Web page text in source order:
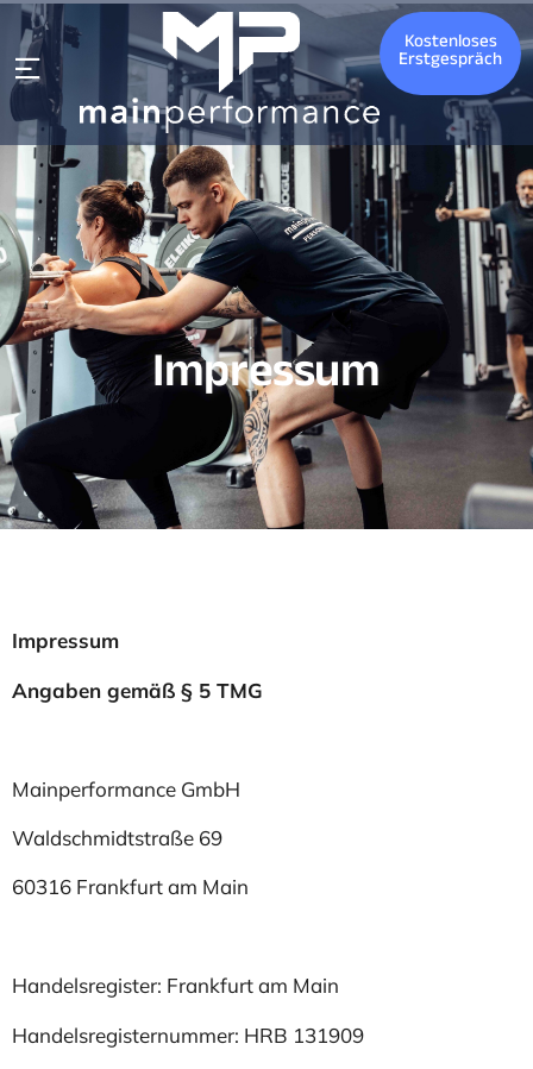
Kostenloses
Erstgespräch
Impressum
Impressum
Angaben gemäß § 5 TMG
Mainperformance GmbH
Waldschmidtstraße 69
60316 Frankfurt am Main
Handelsregister: Frankfurt am Main
Handelsregisternummer: HRB 131909